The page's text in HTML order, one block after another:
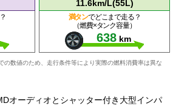
11.6km/L(55L)
満タンでどこまで走る？
（燃費×タンク容量）
638 km
数値のため、走行条件等により実際の燃料消費率は異な
オーディオとシャッター付き大型インパ